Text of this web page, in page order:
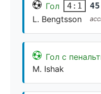
Гол 4:1
L. Bengtsson
Гол с
M. Ishak